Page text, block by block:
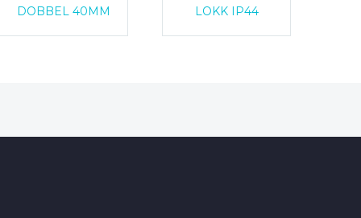
DOBBEL 40MM
LOKK IP44